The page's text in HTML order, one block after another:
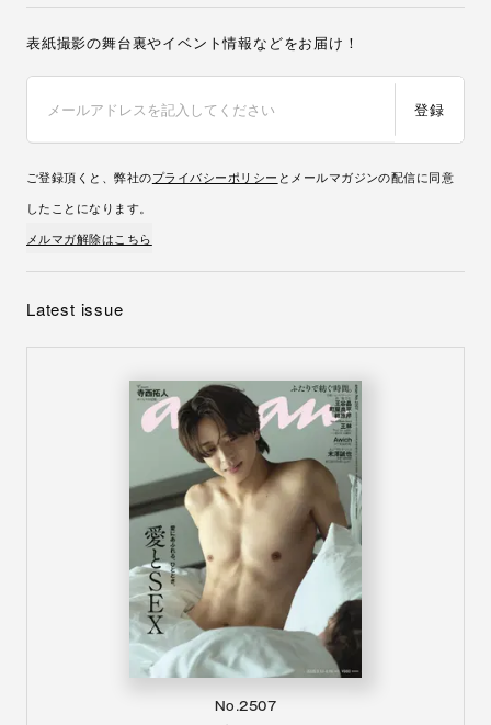
表紙撮影の舞台裏やイベント情報などをお届け！
登録
ご登録頂くと、弊社のプライバシーポリシー とメールマガジンの配信に同意
したことになります。
メルマガ解除はこちら
Latest issue
No.2507